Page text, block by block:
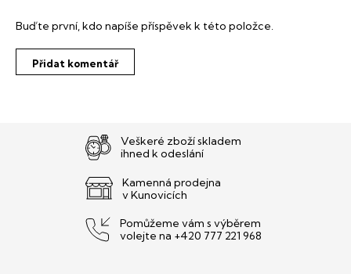
Buďte první, kdo napíše příspěvek k této položce.
Přidat komentář
Veškeré zboží skladem
ihned k odeslání
Kamenná prodejna
v Kunovicích
Pomůžeme vám s výběrem
volejte na +420 777 221 968